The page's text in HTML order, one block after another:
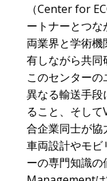
（Center for
ートナーとつ
両業界と学術
有しながら共同
このセンター
異なる輸送手段
ること、そし
合企業同士が協
車両設計やモビ
ーの専門知識